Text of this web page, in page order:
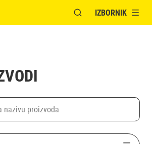
OTVORI MODALNI
IZBORNIK
proizvoda